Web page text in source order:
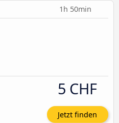
1h 50min
5 CHF
Jetzt finden